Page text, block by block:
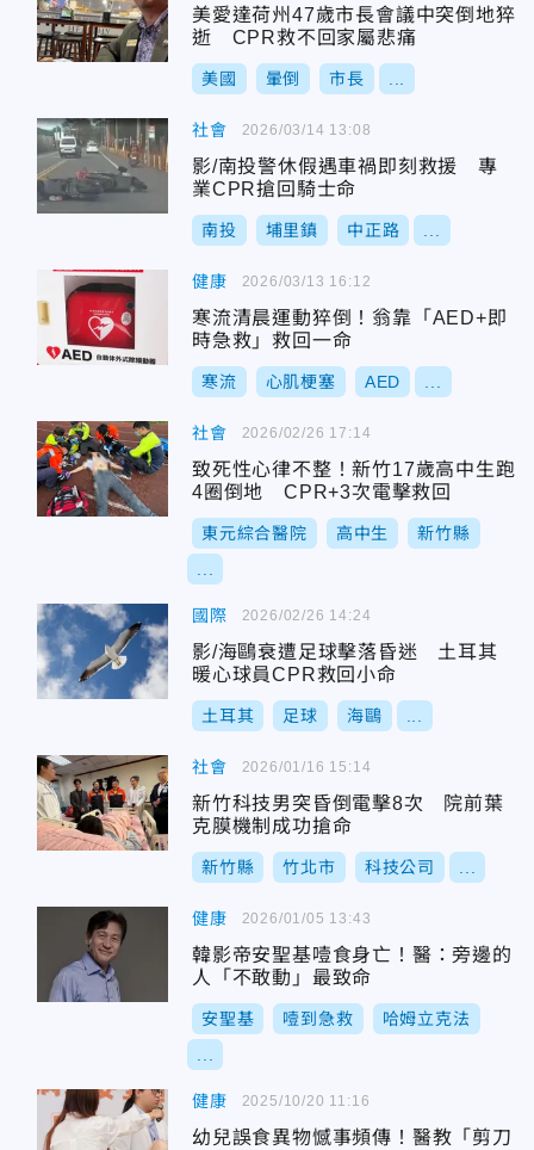
美愛達荷州47歲市長會議中突倒地猝
逝 CPR救不回家屬悲痛
美國 暈倒 市長
社會
影/南投警休假遇車禍即刻救援 專
業CPR搶回騎士命
南投 埔里鎮 中正路
2026/03/14 13:08
健康
寒流清晨運動猝倒！翁靠「AED+即
時急救」救回一命
寒流 心肌梗塞 AED
2026/03/13 16:12
社會
致死性心律不整！新竹17歲高中生跑
4圈倒地 CPR+3次電擊救回
東元綜合醫院 高中生 新竹縣
2026/02/26 17:14
國際
影/海鷗衰遭足球擊落昏迷 土耳其
暖心球員CPR救回小命
土耳其 足球 海鷗
2026/02/26 14:24
社會
新竹科技男突昏倒電擊8次 院前葉
克膜機制成功搶命
新竹縣 竹北市 科技公司
2026/01/16 15:14
健康
韓影帝安聖基噎食身亡！醫：旁邊的
人「不敢動」最致命
安聖基 噎到急救 哈姆立克法
2026/01/05 13:43
健康
幼兒誤食異物憾事頻傳！醫教「剪刀
2025/10/20 11:16